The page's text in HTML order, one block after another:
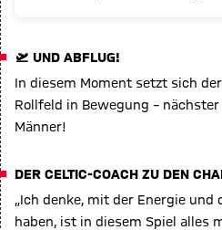
🛫 UND ABFLUG!
In diesem Moment setzt sich
Rollfeld in Bewegung –
Männer!
DER CELTIC-COACH ZU DEN
„Ich denke, mit der Energie
haben, ist in diesem Spiel alles